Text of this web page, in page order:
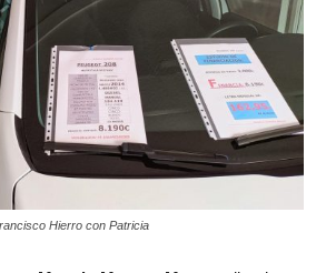
Hierro con Patricia